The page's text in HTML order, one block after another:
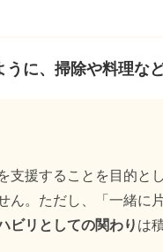
うに、掃除や料理な
支援することを目的と
ん。ただし、「一緒に
ビリとしての関わり は